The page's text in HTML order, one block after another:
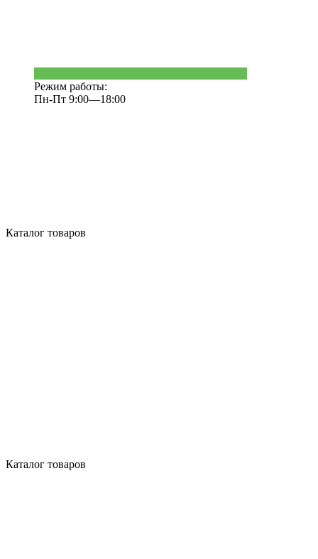
Режим работы:
Пн-Пт 9:00—18:00
Каталог товаров
Каталог товаров